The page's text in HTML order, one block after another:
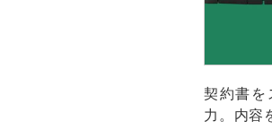
契約書を
力。内容